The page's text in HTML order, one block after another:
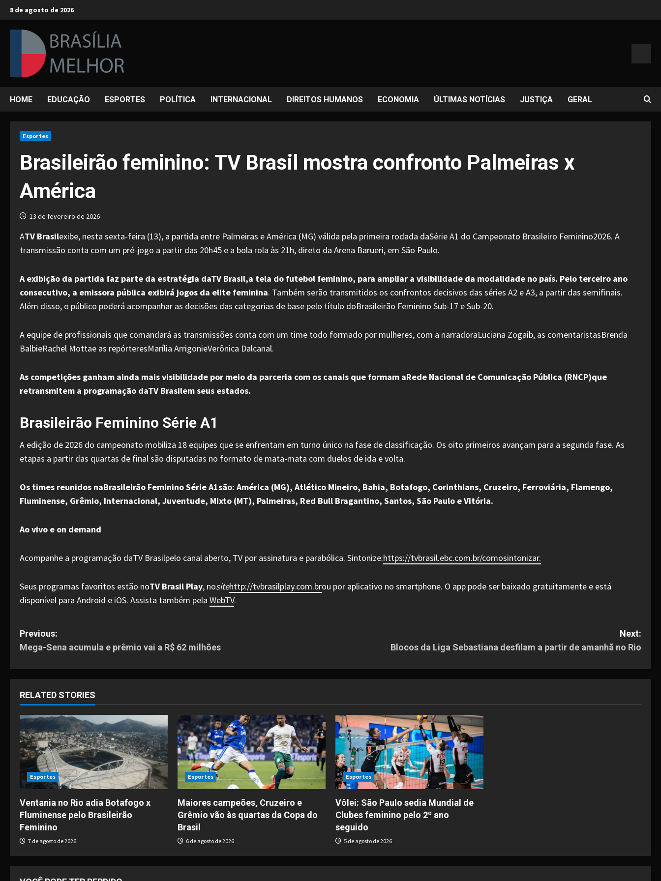
Skip
content
8 de agosto de 2026
HOME EDUCAÇÃO ESPORTES POLÍTICA INTERNACIONAL DIREITOS HUMANOS ECONOMIA ÚLTIMAS NOTÍCIAS JUSTIÇA GERAL
Esportes
Brasileirão feminino: TV Brasil mostra confronto Palmeiras x
América
13 de fevereiro de 2026
ATV Brasilexibe, nesta sexta-feira (13), a partida entre Palmeiras e América (MG) válida pela primeira rodada daSérie A1 do Campeonato Brasileiro Feminino2026. A
transmissão conta com um pré-jogo a partir das 20h45 e a bola rola às 21h, direto da Arena Barueri, em São Paulo.
A exibição da partida faz parte da estratégia daTV Brasil,a tela do futebol feminino, para ampliar a visibilidade da modalidade no país. Pelo terceiro ano
consecutivo, a emissora pública exibirá jogos da elite feminina. Também serão transmitidos os confrontos decisivos das séries A2 e A3, a partir das semifinais.
Além disso, o público poderá acompanhar as decisões das categorias de base pelo título doBrasileirão Feminino Sub-17 e Sub-20.
A equipe de profissionais que comandará as transmissões conta com um time todo formado por mulheres, com a narradoraLuciana Zogaib, as comentaristasBrenda
BalbieRachel Mottae as repórteresMarília ArrigonieVerônica Dalcanal.
As competições ganham ainda mais visibilidade por meio da parceria com os canais que formam aRede Nacional de Comunicação Pública (RNCP)que
retransmitem a programação daTV Brasilem seus estados.
Brasileirão Feminino Série A1
A edição de 2026 do campeonato mobiliza 18 equipes que se enfrentam em turno único na fase de classificação. Os oito primeiros avançam para a segunda fase. As
etapas a partir das quartas de final são disputadas no formato de mata-mata com duelos de ida e volta.
Os times reunidos naBrasileirão Feminino Série A1são: América (MG), Atlético Mineiro, Bahia, Botafogo, Corinthians, Cruzeiro, Ferroviária, Flamengo,
Fluminense, Grêmio, Internacional, Juventude, Mixto (MT), Palmeiras, Red Bull Bragantino, Santos, São Paulo e Vitória.
Ao vivo e on demand
Acompanhe a programação daTV Brasilpelo canal aberto, TV por assinatura e parabólica. Sintonize:https://tvbrasil.ebc.com.br/comosintonizar.
Seus programas favoritos estão noTV Brasil Play, nositehttp://tvbrasilplay.com.brou por aplicativo no smartphone. O app pode ser baixado gratuitamente e está
disponível para Android e iOS. Assista também pela WebTV.
P
s
t
n
a
v
i
g
a
t
i
Previous:
Mega-Sena acumula e prêmio vai a R$ 62 milhões
Next:
Blocos da Liga Sebastiana desfilam a partir de amanhã no Rio
RELATED STORIES
Esportes
Ventania no Rio adia Botafogo x
Fluminense pelo Brasileirão
Feminino
7 de agosto de 2026
Esportes
Maiores campeões, Cruzeiro e
Grêmio vão às quartas da Copa do
Brasil
6 de agosto de 2026
Esportes
Vôlei: São Paulo sedia Mundial de
Clubes feminino pelo 2º ano
seguido
5 de agosto de 2026